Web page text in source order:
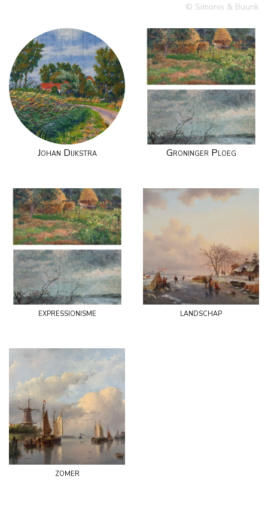
© Simonis & Buunk
Johan Dijkstra Groninger Ploeg
expressionisme landschap
zomer